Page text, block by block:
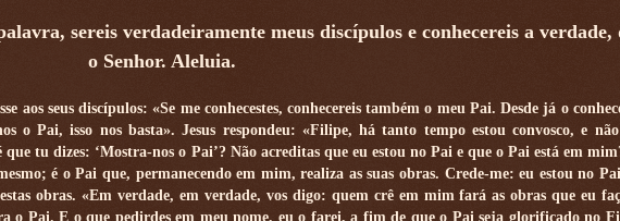
sereis verdadeiramente meus discípulos e conhecereis a verdade,
o Senhor. Aleluia.
aos seus discípulos: «Se me conhecestes, conhecereis também o meu Pai. Desde já o
o Pai, isso nos basta». Jesus respondeu: «Filipe, há tanto tempo estou convosco, e
tu dizes: ‘Mostra-nos o Pai’? Não acreditas que eu estou no Pai e que o Pai está em
é o Pai que, permanecendo em mim, realiza as suas obras. Crede-me: eu estou no
obras. «Em verdade, em verdade, vos digo: quem crê em mim fará as obras que eu
o Pai. E o que pedirdes em meu nome, eu o farei, a fim de que o Pai seja glorificado no